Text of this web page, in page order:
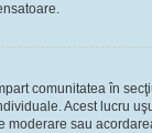
comunitatea în
Acest lucru
sau